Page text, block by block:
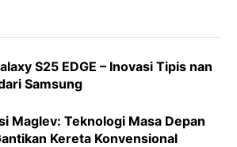
S25 EDGE – Inovasi Tipis nan
Samsung
Maglev: Teknologi Masa Depan
Kereta Konvensional